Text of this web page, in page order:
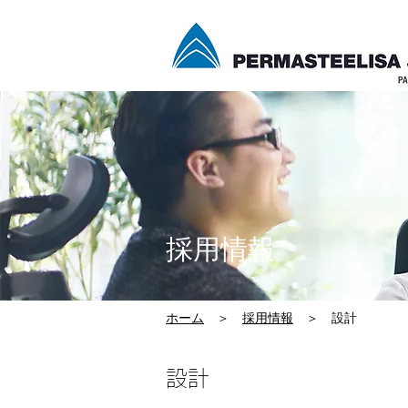
採用情報
​ホーム ＞ 採用情報 ＞ 設計
​設計